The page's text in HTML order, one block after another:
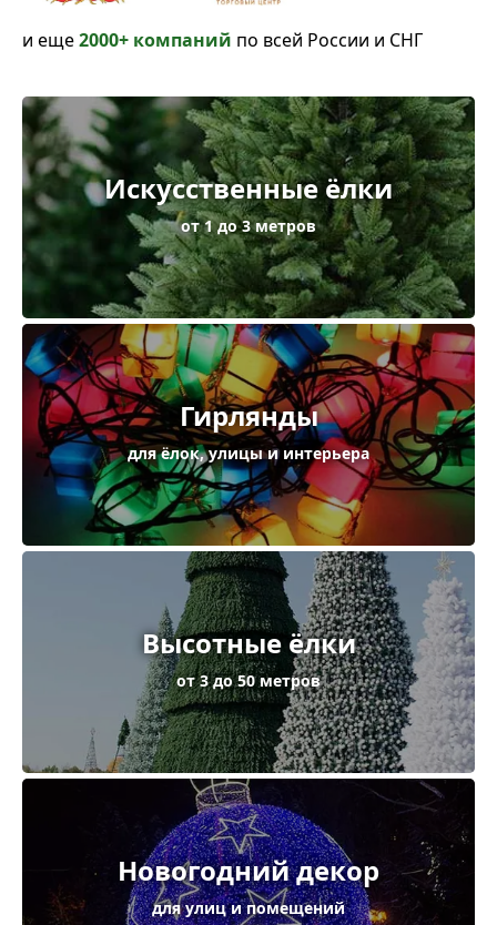
и еще2000+ компаний по всей России и СНГ
Искусственные ёлки
от 1 до 3 метров
Гирлянды
для ёлок, улицы и интерьера
Высотные ёлки
от 3 до 50 метров
Новогодний декор
для улиц и помещений